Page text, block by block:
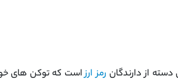
رمز ارزاست که توکن های